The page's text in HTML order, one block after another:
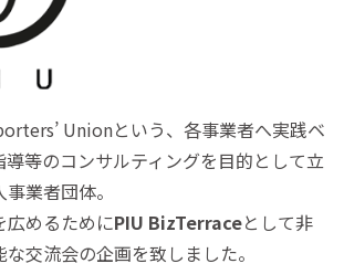
Unionという、各事業者へ実践ベ
導等のコンサルティングを目的として立
業者団体。
広めるためにPIU BizTerraceとして非
交流会の企画を致しました。